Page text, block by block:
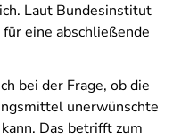
Laut Bundesinstitut
eine abschließende
bei der Frage, ob die
unerwünschte
Das betrifft zum